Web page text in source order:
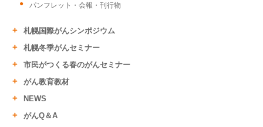
パンフレット・会報・刊行物
札幌国際がんシンポジウム
札幌冬季がんセミナー
市民がつくる春のがんセミナー
がん教育教材
NEWS
がんQ＆A